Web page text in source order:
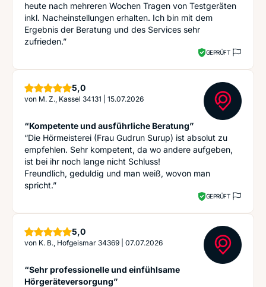
heute nach mehreren Wochen Tragen von Testgeräten
inkl. Nacheinstellungen erhalten. Ich bin mit dem
Ergebnis der Beratung und des Services sehr
zufrieden.”
GEPRÜFT
5,0Sterne
von M. Z., Kassel 34131 15.07.2026
“Kompetente und ausführliche Beratung”
“Die Hörmeisterei (Frau Gudrun Surup) ist absolut zu
empfehlen. Sehr kompetent, da wo andere aufgeben,
ist bei ihr noch lange nicht Schluss!
Freundlich, geduldig und man weiß, wovon man
spricht.”
GEPRÜFT
5,0Sterne
von K. B., Hofgeismar 34369 07.07.2026
“Sehr professionelle und einfühlsame
Hörgeräteversorgung”